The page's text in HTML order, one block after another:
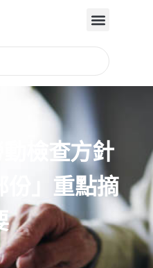
檢查方針
份」重點摘